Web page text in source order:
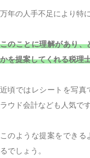
万年の人手不足により特
このことに理解があり、
かを提案してくれる税理
近頃ではレシートを写真
ラウド会計なども人気です
このような提案をでき
るでしょう。